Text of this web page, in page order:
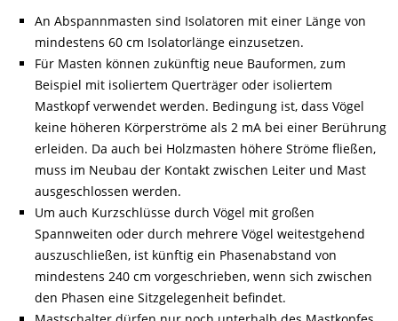
An Abspannmasten sind Isolatoren mit einer Länge von
mindestens 60 cm Isolatorlänge einzusetzen.
Für Masten können zukünftig neue Bauformen, zum
Beispiel mit isoliertem Querträger oder isoliertem
Mastkopf verwendet werden. Bedingung ist, dass Vögel
keine höheren Körperströme als 2 mA bei einer Berührung
erleiden. Da auch bei Holzmasten höhere Ströme fließen,
muss im Neubau der Kontakt zwischen Leiter und Mast
ausgeschlossen werden.
Um auch Kurzschlüsse durch Vögel mit großen
Spannweiten oder durch mehrere Vögel weitestgehend
auszuschließen, ist künftig ein Phasenabstand von
mindestens 240 cm vorgeschrieben, wenn sich zwischen
den Phasen eine Sitzgelegenheit befindet.